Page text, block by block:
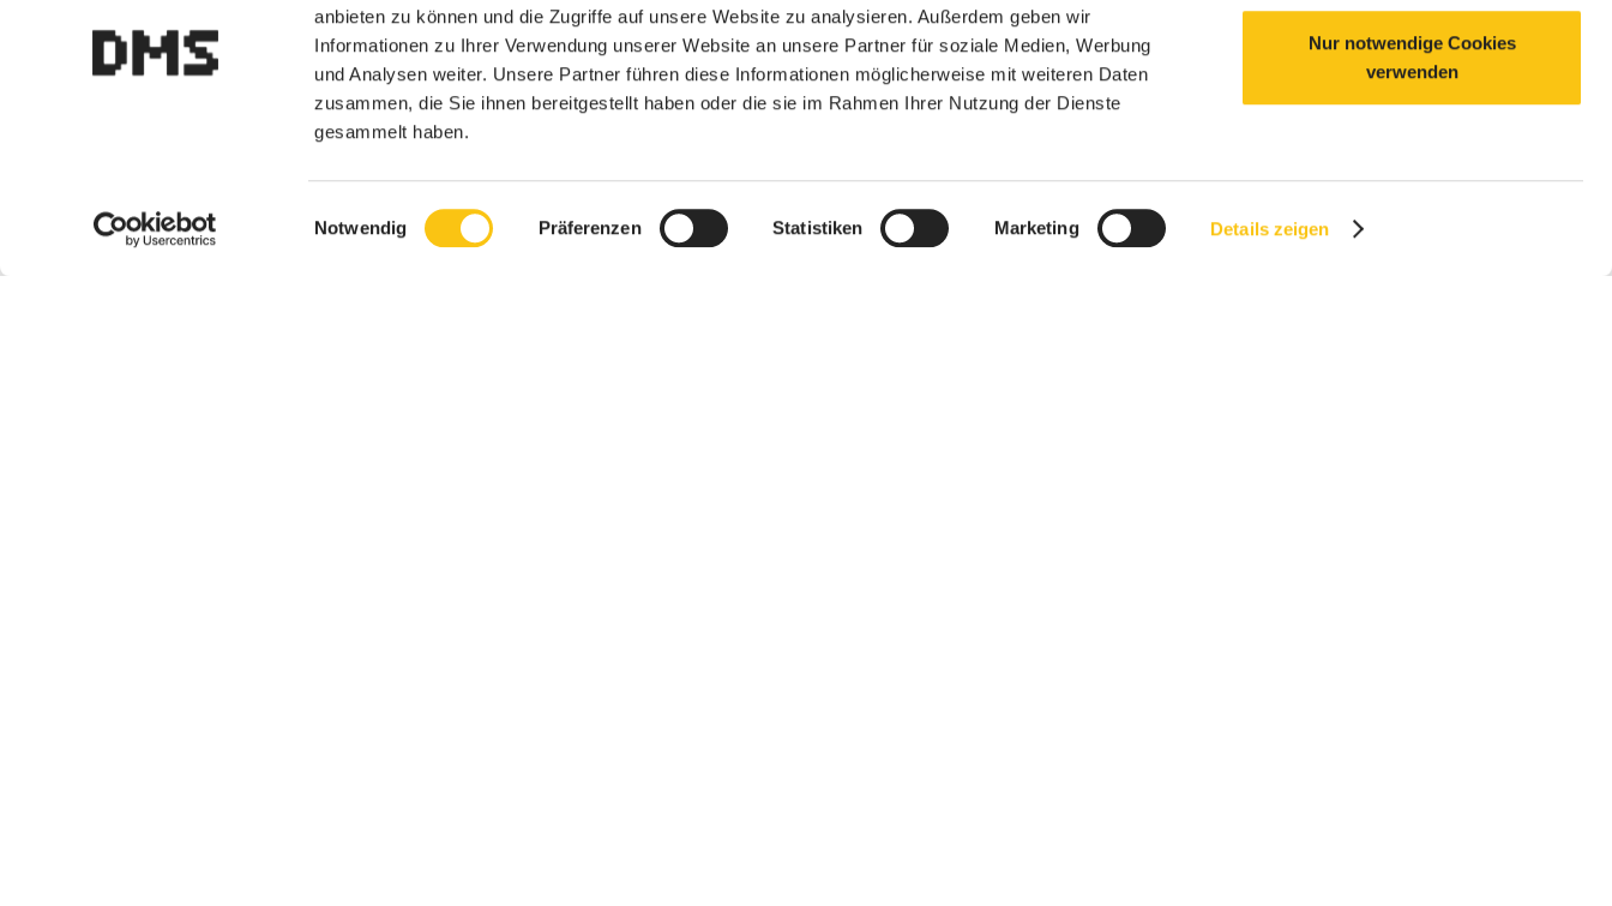
anbieten zu können und die Zugriffe auf unsere Website zu analysieren. Außerdem geben wir
Informationen zu Ihrer Verwendung unserer Website an unsere Partner für soziale Medien, Werbung
und Analysen weiter. Unsere Partner führen diese Informationen möglicherweise mit weiteren Daten
zusammen, die Sie ihnen bereitgestellt haben oder die sie im Rahmen Ihrer Nutzung der Dienste
gesammelt haben.
Einwilligungsauswahl
Notwendig Präferenzen Statistiken Marketing Details zeigen
Nur notwendige Cookies
verwenden